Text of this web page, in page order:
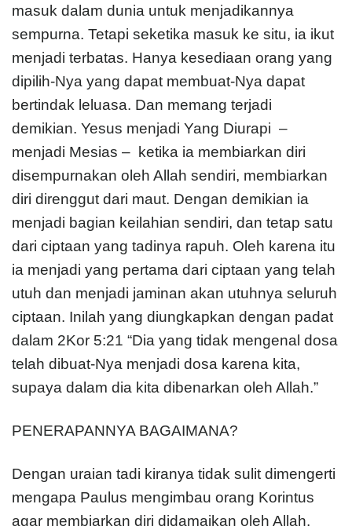
masuk dalam dunia untuk menjadikannya
sempurna. Tetapi seketika masuk ke situ, ia ikut
menjadi terbatas. Hanya kesediaan orang yang
dipilih-Nya yang dapat membuat-Nya dapat
bertindak leluasa. Dan memang terjadi
demikian. Yesus menjadi Yang Diurapi –
menjadi Mesias – ketika ia membiarkan diri
disempurnakan oleh Allah sendiri, membiarkan
diri direnggut dari maut. Dengan demikian ia
menjadi bagian keilahian sendiri, dan tetap satu
dari ciptaan yang tadinya rapuh. Oleh karena itu
ia menjadi yang pertama dari ciptaan yang telah
utuh dan menjadi jaminan akan utuhnya seluruh
ciptaan. Inilah yang diungkapkan dengan padat
dalam 2Kor 5:21 “Dia yang tidak mengenal dosa
telah dibuat-Nya menjadi dosa karena kita,
supaya dalam dia kita dibenarkan oleh Allah.”
PENERAPANNYA BAGAIMANA?
Dengan uraian tadi kiranya tidak sulit dimengerti
mengapa Paulus mengimbau orang Korintus
agar membiarkan diri didamaikan oleh Allah.